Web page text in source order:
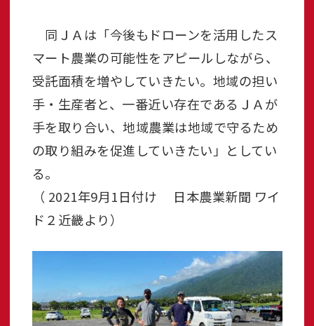
同ＪＡは「今後もドローンを活用したス
マート農業の可能性をアピールしながら、
受託面積を増やしていきたい。地域の担い
手・生産者と、一番近い存在であるＪＡが
手を取り合い、地域農業は地域で守るため
の取り組みを促進していきたい」としてい
る。
（ 2021年9月1日付け 日本農業新聞 ワイ
ド２近畿より）